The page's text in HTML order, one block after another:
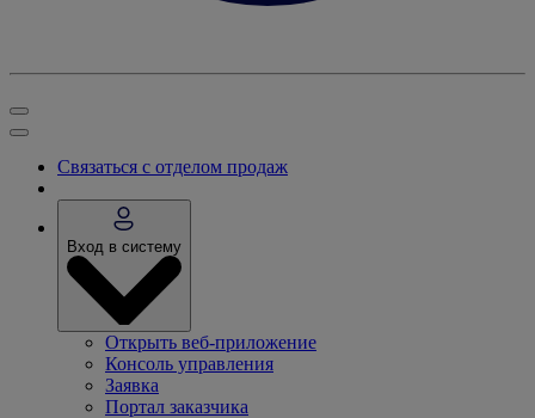
Связаться с отделом продаж
Вход в систему
Открыть веб-приложение
Консоль управления
Заявка
Портал заказчика